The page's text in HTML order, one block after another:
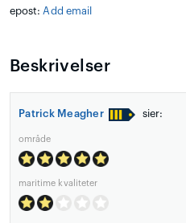
epost: Add email
Beskrivelser
Patrick Meagher sier:
område
maritime kvaliteter